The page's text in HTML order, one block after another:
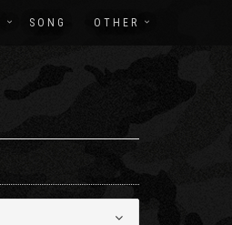
SONG OTHER